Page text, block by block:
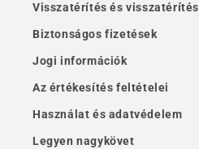
Visszatérítés és visszatérítés
Biztonságos fizetések
Jogi információk
Az értékesítés feltételei
Használat és adatvédelem
Legyen nagykövet